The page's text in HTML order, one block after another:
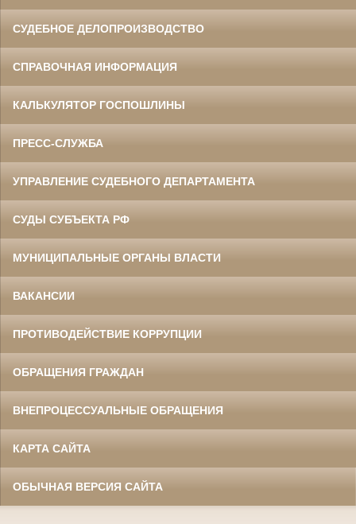
СУДЕБНОЕ ДЕЛОПРОИЗВОДСТВО
СПРАВОЧНАЯ ИНФОРМАЦИЯ
КАЛЬКУЛЯТОР ГОСПОШЛИНЫ
ПРЕСС-СЛУЖБА
УПРАВЛЕНИЕ СУДЕБНОГО ДЕПАРТАМЕНТА
СУДЫ СУБЪЕКТА РФ
МУНИЦИПАЛЬНЫЕ ОРГАНЫ ВЛАСТИ
ВАКАНСИИ
ПРОТИВОДЕЙСТВИЕ КОРРУПЦИИ
ОБРАЩЕНИЯ ГРАЖДАН
ВНЕПРОЦЕССУАЛЬНЫЕ ОБРАЩЕНИЯ
КАРТА САЙТА
ОБЫЧНАЯ ВЕРСИЯ САЙТА